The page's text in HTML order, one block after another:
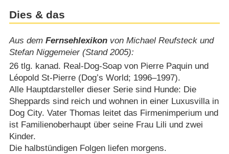
Dies & das
Aus dem Fernsehlexikonvon Michael Reufsteck und
Stefan Niggemeier (Stand 2005):
26 tlg. kanad. Real-Dog-Soap von Pierre Paquin und
Léopold St-Pierre (Dog’s World; 1996⁠–⁠1997).
Alle Hauptdarsteller dieser Serie sind Hunde: Die
Sheppards sind reich und wohnen in einer Luxusvilla in
Dog City. Vater Thomas leitet das Firmenimperium und
ist Familienoberhaupt über seine Frau Lili und zwei
Kinder.
Die halbstündigen Folgen liefen morgens.